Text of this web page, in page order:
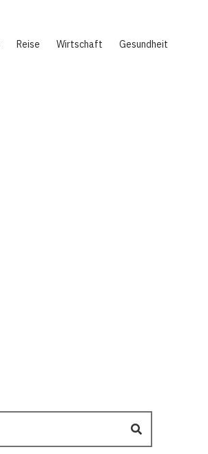
Reise Wirtschaft Gesundheit